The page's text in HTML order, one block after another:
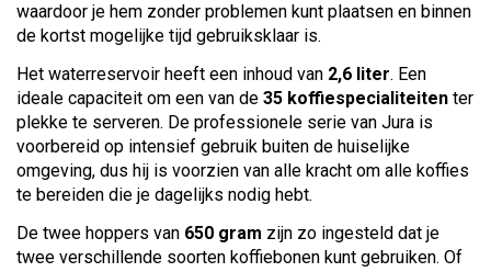
waardoor je hem zonder problemen kunt plaatsen en binnen
de kortst mogelijke tijd gebruiksklaar is.
Het waterreservoir heeft een inhoud van 2,6 liter. Een
ideale capaciteit om een van de 35 koffiespecialiteiten ter
plekke te serveren. De professionele serie van Jura is
voorbereid op intensief gebruik buiten de huiselijke
omgeving, dus hij is voorzien van alle kracht om alle koffies
te bereiden die je dagelijks nodig hebt.
De twee hoppers van 650 gram zijn zo ingesteld dat je
twee verschillende soorten koffiebonen kunt gebruiken. Of